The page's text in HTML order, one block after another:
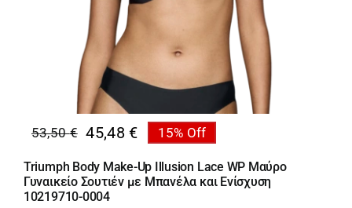
53,50€
Original
price
was:
53,50 €.
45,48 €
Η
τρέχουσα
τιμή
είναι:
15% Off
Triumph Body Make-Up Illusion Lace WP Μαύρο
Γυναικείο Σουτιέν με Μπανέλα και Ενίσχυση
10219710-0004